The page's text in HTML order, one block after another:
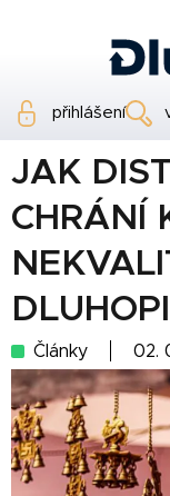
přihlášení
JAK
CHRÁNÍ
Články 02.